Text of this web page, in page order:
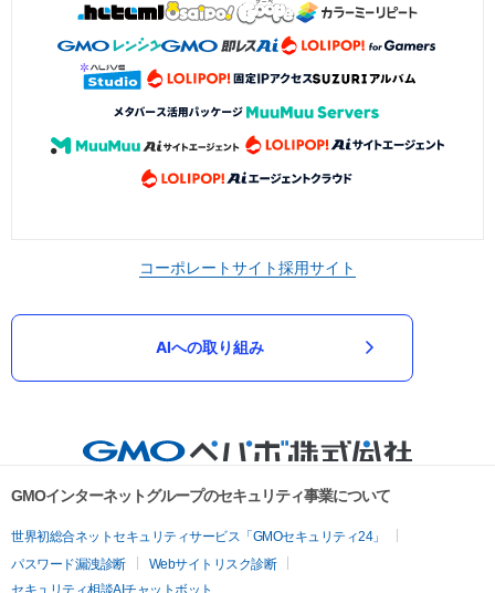
コーポレートサイト採用サイト
AIへの取り組み
GMOインターネットグループのセキュリティ事業について
世界初総合ネットセキュリティサービス「GMOセキュリティ24」
パスワード漏洩診断
Webサイトリスク診断
セキュリティ相談AIチャットボット